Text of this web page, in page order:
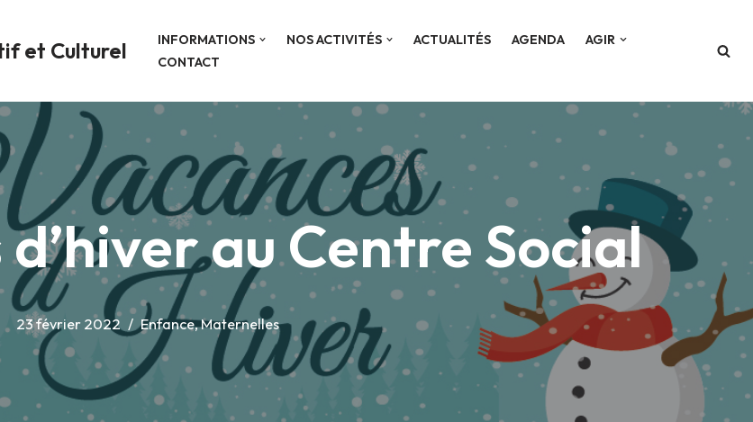
et Culturel INFORMATIONS NOS ACTIVITÉS ACTUALITÉS AGENDA
AGIR
CONTACT
au Centre Social
23 février 2022 Enfance,Maternelles